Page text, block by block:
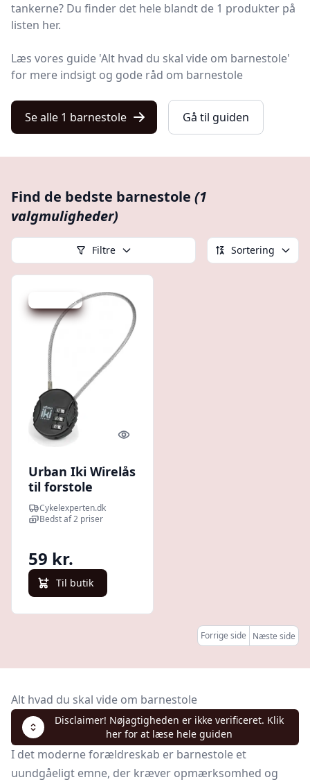
tankerne? Du finder det hele blandt de 1 produkter på
listen her.
Læs vores guide 'Alt hvad du skal vide om barnestole'
for mere indsigt og gode råd om barnestole
Se alle 1 barnestole Gå til guiden
Find de bedste barnestole (1
valgmuligheder)
Filtre Sortering
Spar -19 kr.
Quick look
Urban Iki Wirelås
til forstole
Cykelexperten.dk
Bedst af 2 priser
59 kr.
Til butik
Forrige side Næste side
Alt hvad du skal vide om barnestole
Disclaimer! Nøjagtigheden er ikke verificeret. Klik
her for at læse hele guiden
I det moderne forældreskab er barnestole et
uundgåeligt emne, der kræver opmærksomhed og